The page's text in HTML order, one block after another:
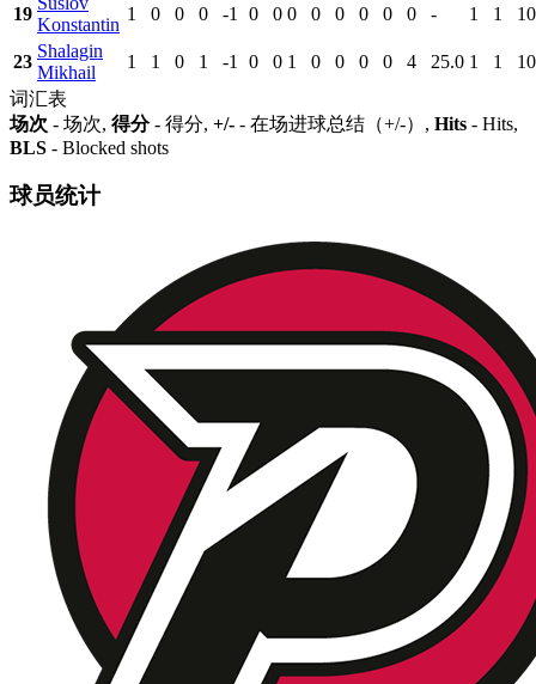
19
Konstantin
1 0 0 0 -1 0 0 0 0 0 0 0 0 - 1 1
23
Shalagin
Mikhail
1 1 0 1 -1 0 0 1 0 0 0 0 4 25.0 1 1
词汇表
场次 - 场次, 得分- 得分, +/- - 在场进球总结（+/-）, Hits - Hits,
BLS - Blocked shots
球员统计